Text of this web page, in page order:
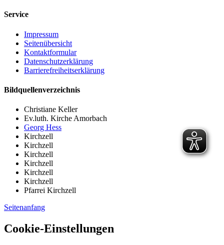
Service
Impressum
Seitenübersicht
Kontaktformular
Datenschutzerklärung
Barrierefreiheitserklärung
Bildquellenverzeichnis
Christiane Keller
Ev.luth. Kirche Amorbach
Georg Hess
Kirchzell
Kirchzell
Kirchzell
Kirchzell
Kirchzell
Kirchzell
Pfarrei Kirchzell
Seitenanfang
Cookie-Einstellungen